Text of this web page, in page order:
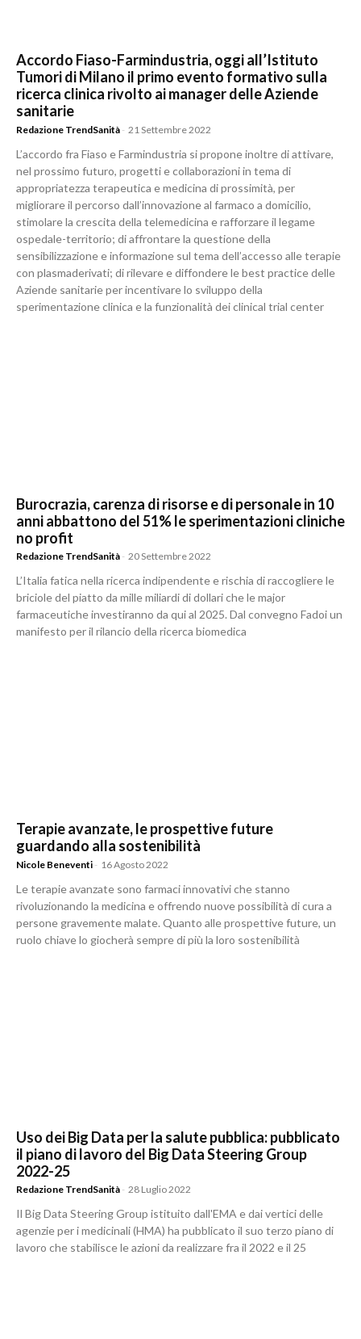
Accordo Fiaso-Farmindustria, oggi all’Istituto
Tumori di Milano il primo evento formativo sulla
ricerca clinica rivolto ai manager delle Aziende
sanitarie
Redazione TrendSanità - 21 Settembre 2022
L’accordo fra Fiaso e Farmindustria si propone inoltre di attivare,
nel prossimo futuro, progetti e collaborazioni in tema di
appropriatezza terapeutica e medicina di prossimità, per
migliorare il percorso dall’innovazione al farmaco a domicilio,
stimolare la crescita della telemedicina e rafforzare il legame
ospedale-territorio; di affrontare la questione della
sensibilizzazione e informazione sul tema dell’accesso alle terapie
con plasmaderivati; di rilevare e diffondere le best practice delle
Aziende sanitarie per incentivare lo sviluppo della
sperimentazione clinica e la funzionalità dei clinical trial center
Burocrazia, carenza di risorse e di personale in 10
anni abbattono del 51% le sperimentazioni cliniche
no profit
Redazione TrendSanità - 20 Settembre 2022
L’Italia fatica nella ricerca indipendente e rischia di raccogliere le
briciole del piatto da mille miliardi di dollari che le major
farmaceutiche investiranno da qui al 2025. Dal convegno Fadoi un
manifesto per il rilancio della ricerca biomedica
Terapie avanzate, le prospettive future
guardando alla sostenibilità
Nicole Beneventi - 16 Agosto 2022
Le terapie avanzate sono farmaci innovativi che stanno
rivoluzionando la medicina e offrendo nuove possibilità di cura a
persone gravemente malate. Quanto alle prospettive future, un
ruolo chiave lo giocherà sempre di più la loro sostenibilità
Uso dei Big Data per la salute pubblica: pubblicato
il piano di lavoro del Big Data Steering Group
2022-25
Redazione TrendSanità - 28 Luglio 2022
Il Big Data Steering Group istituito dall'EMA e dai vertici delle
agenzie per i medicinali (HMA) ha pubblicato il suo terzo piano di
lavoro che stabilisce le azioni da realizzare fra il 2022 e il 25